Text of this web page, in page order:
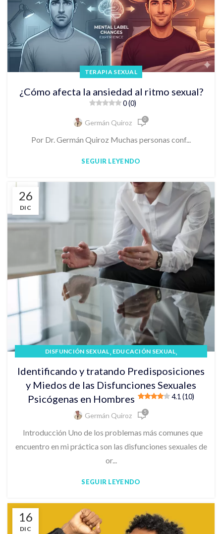
TERAPIA SEXUAL
¿Cómo afecta la ansiedad al ritmo sexual?
0 (0)
Germán Quiroz 0
Por Dr. Germán Quiroz Muchas personas conf...
SEGUIR LEYENDO
26
DIC
DISFUNCIÓN SEXUAL EDUCACIÓN SEXUAL
TERAPIA SEXUAL
Identificando y tratando Predisposiciones
y Miedos de las Disfunciones Sexuales
Psicógenas en Hombres
4.1 (10)
Germán Quiroz 5
Introducción Uno de los problemas más comunes que
encuentro en mi práctica son las disfunciones sexuales de
or...
SEGUIR LEYENDO
16
DIC